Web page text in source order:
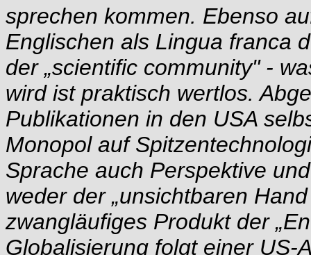
sprechen kommen. Ebenso
Englischen als Lingua franca
der „scientific community" -
wird ist praktisch wertlos.
Publikationen in den USA
Monopol auf
Sprache auch Perspektive
weder der „unsichtbaren
zwangläufiges Produkt der
Globalisierung folgt einer US-